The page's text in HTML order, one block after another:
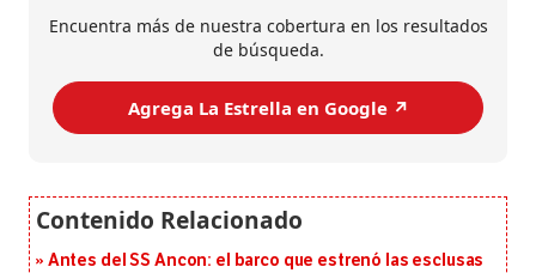
Encuentra más de nuestra cobertura en los resultados
de búsqueda.
Agrega La Estrella en Google ↗️
Antes del SS Ancon: el barco que estrenó las esclusas